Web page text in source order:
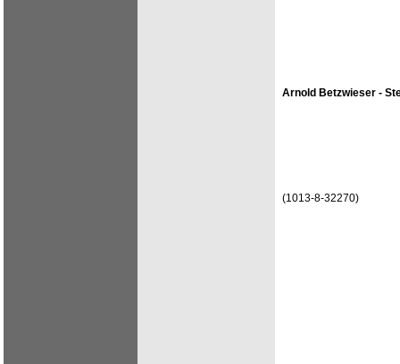
Arnold Betzwieser -
(1013-8-32270)